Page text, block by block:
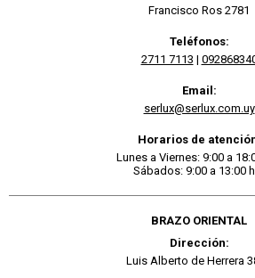
Francisco Ros 2781
Teléfonos:
2711 7113 |
Email:
serlux@serlux.com.uy
Horarios de
Lunes a Viernes: 9:00 a
Sábados: 9:00 a 13:00
BRAZO ORIENTAL
Dirección:
Luis Alberto de Herrera